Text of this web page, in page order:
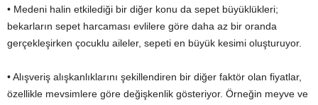
• Medeni halin etkilediği bir diğer konu da sepet büyüklükleri;
bekarların sepet harcaması evlilere göre daha az bir oranda
gerçekleşirken çocuklu aileler, sepeti en büyük kesimi oluşturuyor.
• Alışveriş alışkanlıklarını şekillendiren bir diğer faktör olan fiyatlar,
özellikle mevsimlere göre değişkenlik gösteriyor. Örneğin meyve ve